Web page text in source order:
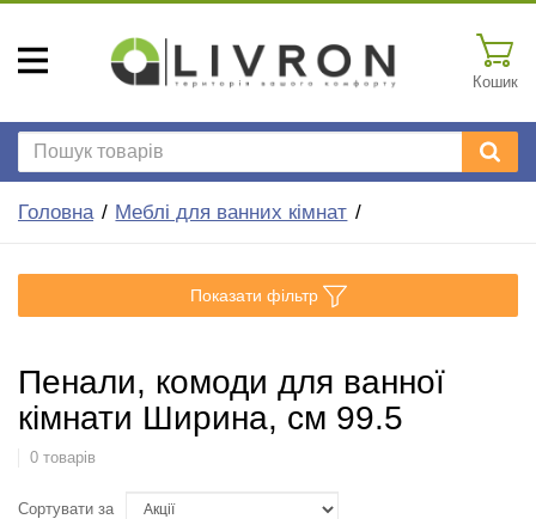
Кошик
Головна Меблі для ванних кімнат
Показати фільтр
Пенали, комоди для ванної
кімнати Ширина, см 99.5
0 товарів
Сортувати за